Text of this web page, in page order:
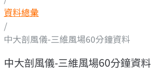
資料總彙
/
中大剖風儀-三維風場60分鐘資料
中大剖風儀-三維風場60分鐘資料